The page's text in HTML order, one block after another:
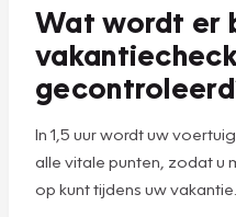
Wat wordt er
In 1,5 uur wordt uw
alle vitale punten, zodat u
op kunt tijdens uw